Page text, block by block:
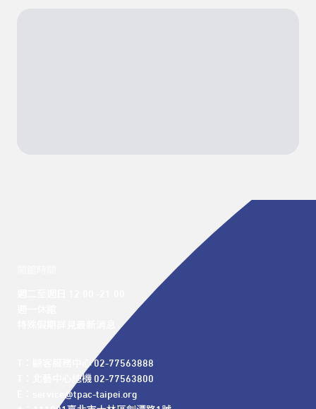
T：顧客服務中心 02-77563888
T：北藝中心總機 02-77563800
E：service@tpac-taipei.org